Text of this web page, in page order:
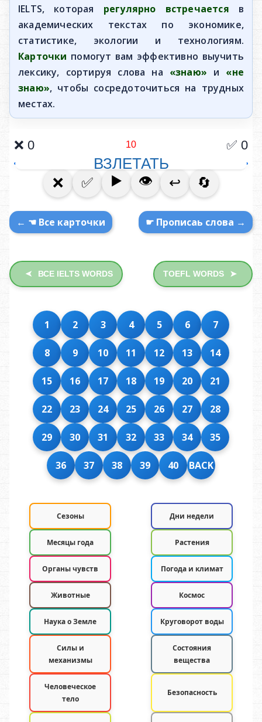
IELTS, которая регулярно встречается в
академических текстах по экономике,
статистике, экологии и технологиям.
Карточки помогут вам эффективно выучить
лексику, сортируя слова на «знаю» и «не
знаю», чтобы сосредоточиться на трудных
местах.
← ☚ Все карточки ☛ Прописаь слова →
➤ ВСЕ IELTS WORDS TOEFL WORDS ➤
1 2 3 4 5 6 7
8 9 10 11 12 13 14
15 16 17 18 19 20 21
22 23 24 25 26 27 28
29 30 31 32 33 34 35
36 37 38 39 40 BACK
Сезоны Дни недели
Месяцы года Растения
Органы чувств Погода и климат
Животные Космос
Наука о Земле Круговорот воды
Силы и
механизмы
Состояния
вещества
Человеческое
тело
Безопасность